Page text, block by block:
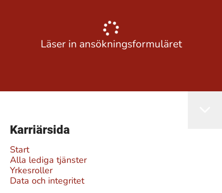
Läser in ansökningsformuläret
Karriärsida
Start
Alla lediga tjänster
Yrkesroller
Data och integritet